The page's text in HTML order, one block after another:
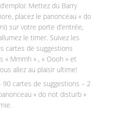
Mettez du Barry
placez le panonceau « do
sur votre porte d’entrée,
le timer. Suivez les
cartes de suggestions
« Mmmh » , « Oooh » et
allez au plaisir ultime!
90 cartes de suggestions – 2
« do not disturb »